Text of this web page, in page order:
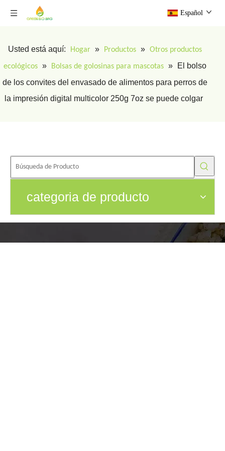
Español
Usted está aquí: Hogar » Productos » Otros productos
ecológicos » Bolsas de golosinas para mascotas »
El bolso
de los convites del envasado de alimentos para perros de
la impresión digital multicolor 250g 7oz se puede colgar
categoria de producto